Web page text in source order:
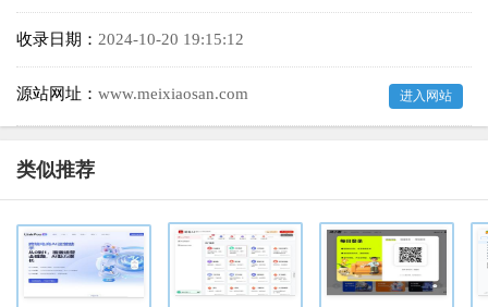
收录日期： 2024-10-20 19:15:12
源站网址： www.meixiaosan.com 进入网站
类似推荐